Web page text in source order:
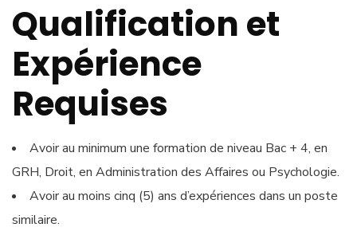
Qualification et
Expérience
Requises
Avoir au minimum une formation de niveau Bac + 4, en
GRH, Droit, en Administration des Affaires ou Psychologie.
Avoir au moins cinq (5) ans d’expériences dans un poste
similaire.